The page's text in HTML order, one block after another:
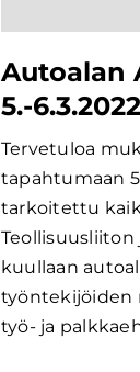
Autoalan
5.-6.3.2022
Tervetuloa
tapahtumaan
tarkoitettu
Teollisuusliiton
kuullaan
työntekijöiden
työ- ja